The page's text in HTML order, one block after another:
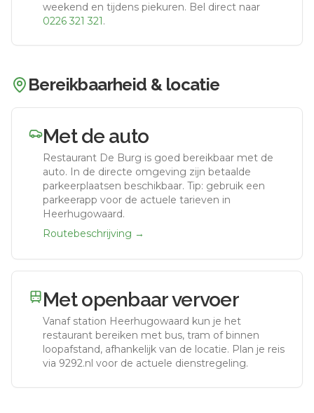
weekend en tijdens piekuren. Bel direct naar
0226 321 321.
Bereikbaarheid & locatie
Met de auto
Restaurant De Burg is goed bereikbaar met de
auto. In de directe omgeving zijn betaalde
parkeerplaatsen beschikbaar. Tip: gebruik een
parkeerapp voor de actuele tarieven in
Heerhugowaard.
Routebeschrijving →
Met openbaar vervoer
Vanaf station Heerhugowaard kun je het
restaurant bereiken met bus, tram of binnen
loopafstand, afhankelijk van de locatie. Plan je reis
via 9292.nl voor de actuele dienstregeling.